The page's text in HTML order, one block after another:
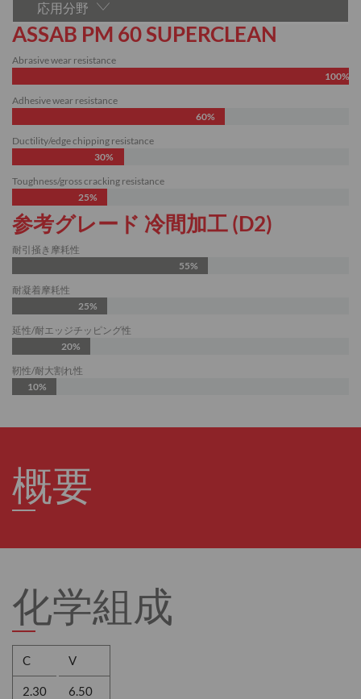
応用分野
ASSAB PM 60 SUPERCLEAN
Abrasive wear resistance
100%
Adhesive wear resistance
60%
Ductility/edge chipping resistance
30%
Toughness/gross cracking resistance
25%
参考グレード 冷間加工 (D2)
耐引掻き摩耗性
55%
耐凝着摩耗性
25%
延性/耐エッジチッピング性
20%
靭性/耐大割れ性
10%
概要
化学組成
C
2.30
V
6.50